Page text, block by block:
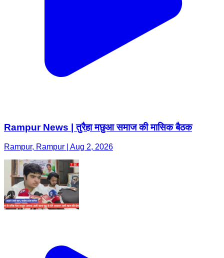
Rampur News | तुरैहा मछुआ समाज की मासिक बैठक
Rampur, Rampur | Aug 2, 2026